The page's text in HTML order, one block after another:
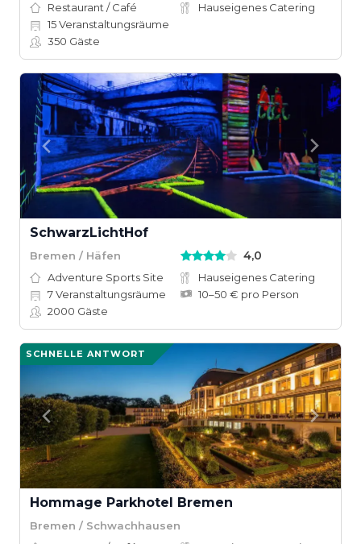
Restaurant / Café
Hauseigenes Catering
15Veranstaltungsräume
350 Gäste
SchwarzLichtHof
Bremen / Häfen 4,0
Adventure Sports Site
Hauseigenes Catering
7Veranstaltungsräume
10–50 € pro Person
2000 Gäste
SCHNELLE ANTWORT
Hommage Parkhotel Bremen
Bremen / Schwachhausen